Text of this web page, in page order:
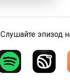
Слушайте эпизод